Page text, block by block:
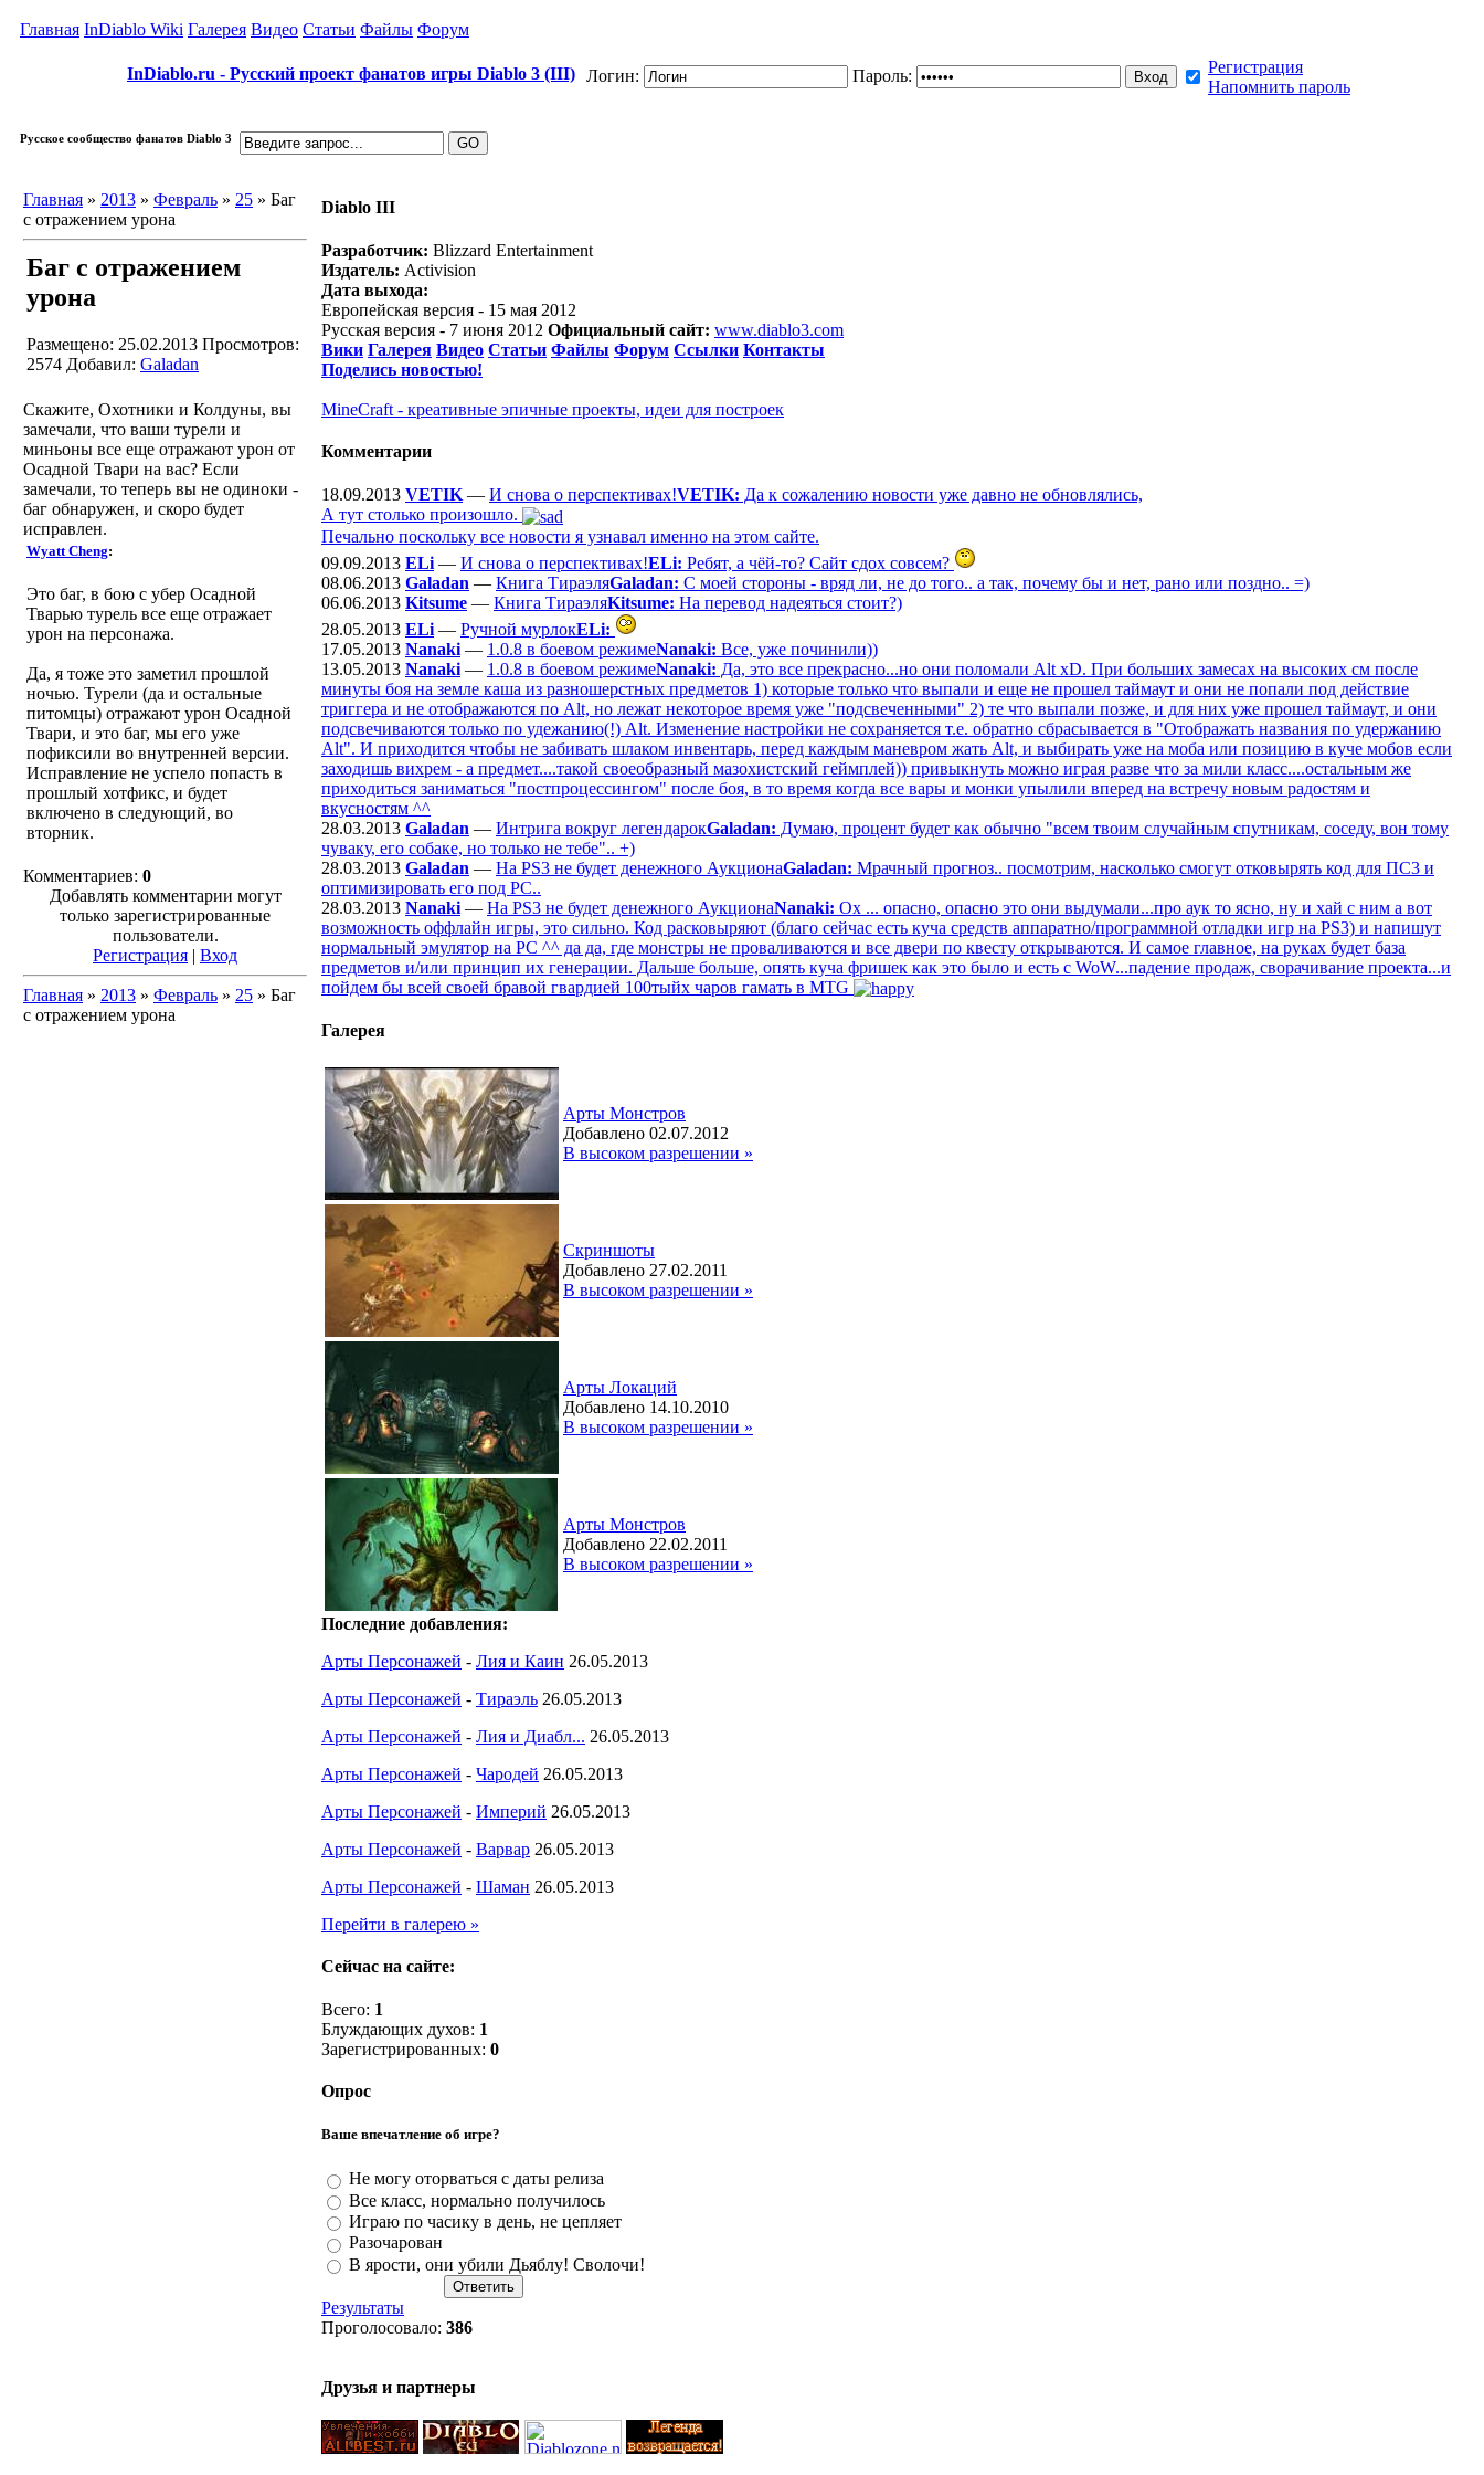
Главная InDiablo Wiki Галерея Видео Статьи Файлы Форум
InDiablo.ru - Русский проект фанатов игры Diablo 3 (III) Логин: Пароль:
Регистрация
Напомнить пароль
Русское сообщество фанатов Diablo 3
Главная » 2013 » Февраль » 25 » Баг
с отражением урона
Баг с отражением
урона
Размещено: 25.02.2013 Просмотров:
2574 Добавил: Galadan
Скажите, Охотники и Колдуны, вы
замечали, что ваши турели и
миньоны все еще отражают урон от
Осадной Твари на вас? Если
замечали, то теперь вы не одиноки -
баг обнаружен, и скоро будет
исправлен.
Wyatt Cheng:
Это баг, в бою с убер Осадной
Тварью турель все еще отражает
урон на персонажа.
Да, я тоже это заметил прошлой
ночью. Турели (да и остальные
питомцы) отражают урон Осадной
Твари, и это баг, мы его уже
пофиксили во внутренней версии.
Исправление не успело попасть в
прошлый хотфикс, и будет
включено в следующий, во
вторник.
Комментариев: 0
Добавлять комментарии могут
только зарегистрированные
пользователи.
Регистрация | Вход
Главная » 2013 » Февраль » 25 » Баг
с отражением урона
Diablo III
Разработчик: Blizzard Entertainment
Издатель: Activision
Дата выхода:
Европейская версия - 15 мая 2012
Русская версия - 7 июня 2012 Официальный сайт: www.diablo3.com
Вики Галерея Видео Статьи Файлы Форум Ссылки Контакты
Поделись новостью!
MineCraft - креативные эпичные проекты, идеи для построек
Комментарии
18.09.2013 VETIK — И снова о перспективах!VETIK: Да к сожалению новости уже давно не обновлялись,
А тут столько произошло.
Печально поскольку все новости я узнавал именно на этом сайте.
09.09.2013 ELi — И снова о перспективах!ELi: Ребят, а чёй-то? Сайт сдох совсем?
08.06.2013 Galadan — Книга ТираэляGaladan: С моей стороны - вряд ли, не до того.. а так, почему бы и нет, рано или поздно.. =)
06.06.2013 Kitsume — Книга ТираэляKitsume: На перевод надеяться стоит?)
28.05.2013 ELi — Ручной мурлокELi:
17.05.2013 Nanaki — 1.0.8 в боевом режимеNanaki: Все, уже починили))
13.05.2013 Nanaki — 1.0.8 в боевом режимеNanaki: Да, это все прекрасно...но они поломали Alt xD. При больших замесах на высоких см после
минуты боя на земле каша из разношерстных предметов 1) которые только что выпали и еще не прошел таймаут и они не попали под действие
триггера и не отображаются по Alt, но лежат некоторое время уже "подсвеченными" 2) те что выпали позже, и для них уже прошел таймаут, и они
подсвечиваются только по удежанию(!) Alt. Изменение настройки не сохраняется т.е. обратно сбрасывается в "Отображать названия по удержанию
Alt". И приходится чтобы не забивать шлаком инвентарь, перед каждым маневром жать Alt, и выбирать уже на моба или позицию в куче мобов если
заходишь вихрем - а предмет....такой своеобразный мазохистский геймплей)) привыкнуть можно играя разве что за мили класс....остальным же
приходиться заниматься "постпроцессингом" после боя, в то время когда все вары и монки упылили вперед на встречу новым радостям и
вкусностям ^^
28.03.2013 Galadan — Интрига вокруг легендарокGaladan: Думаю, процент будет как обычно "всем твоим случайным спутникам, соседу, вон тому
чуваку, его собаке, но только не тебе".. +)
28.03.2013 Galadan — На PS3 не будет денежного АукционаGaladan: Мрачный прогноз.. посмотрим, насколько смогут отковырять код для ПС3 и
оптимизировать его под РС..
28.03.2013 Nanaki — На PS3 не будет денежного АукционаNanaki: Ох ... опасно, опасно это они выдумали...про аук то ясно, ну и хай с ним а вот
возможность оффлайн игры, это сильно. Код расковыряют (благо сейчас есть куча средств аппаратно/программной отладки игр на PS3) и напишут
нормальный эмулятор на PC ^^ да да, где монстры не проваливаются и все двери по квесту открываются. И самое главное, на руках будет база
предметов и/или принцип их генерации. Дальше больше, опять куча фришек как это было и есть с WoW...падение продаж, сворачивание проекта...и
пойдем бы всей своей бравой гвардией 100тыйх чаров гамать в MTG
Галерея
Арты Монстров
Добавлено 02.07.2012
В высоком разрешении »
Скриншоты
Добавлено 27.02.2011
В высоком разрешении »
Арты Локаций
Добавлено 14.10.2010
В высоком разрешении »
Арты Монстров
Добавлено 22.02.2011
В высоком разрешении »
Последние добавления:
Арты Персонажей - Лия и Каин 26.05.2013
Арты Персонажей - Тираэль 26.05.2013
Арты Персонажей - Лия и Диабл... 26.05.2013
Арты Персонажей - Чародей 26.05.2013
Арты Персонажей - Империй 26.05.2013
Арты Персонажей - Варвар 26.05.2013
Арты Персонажей - Шаман 26.05.2013
Перейти в галерею »
Сейчас на сайте:
Всего: 1
Блуждающих духов: 1
Зарегистрированных: 0
Опрос
Ваше впечатление об игре?
Не могу оторваться с даты релиза
Все класс, нормально получилось
Играю по часику в день, не цепляет
Разочарован
В ярости, они убили Дьяблу! Сволочи!
Результаты
Проголосовало: 386
Друзья и партнеры